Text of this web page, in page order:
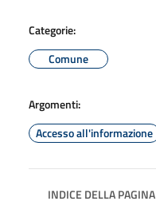
Categorie:
Comune
Argomenti:
Accesso all'informazione
INDICE DELLA PAGINA